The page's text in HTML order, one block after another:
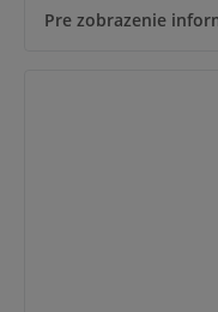
Pre zobrazenie